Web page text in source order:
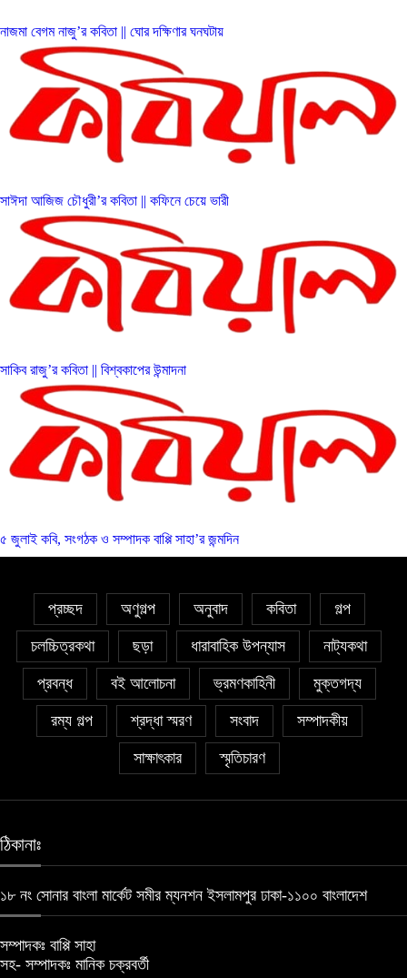
নাজমা বেগম নাজু’র কবিতা || ঘোর দক্ষিণার ঘনঘটায়
সাঈদা আজিজ চৌধুরী’র কবিতা || কফিনে চেয়ে ভারী
সাকিব রাজু’র কবিতা || বিশ্বকাপের উন্মাদনা
৫ জুলাই কবি, সংগঠক ও সম্পাদক বাপ্পি সাহা’র জন্মদিন
প্রচ্ছদ অণুগল্প অনুবাদ কবিতা গল্প
চলচ্চিত্রকথা ছড়া ধারাবাহিক উপন্যাস নাট্যকথা
প্রবন্ধ বই আলোচনা ভ্রমণকাহিনী মুক্তগদ্য
রম্য গল্প শ্রদ্ধা স্মরণ সংবাদ সম্পাদকীয়
সাক্ষাৎকার স্মৃতিচারণ
ঠিকানাঃ
১৮ নং সোনার বাংলা মার্কেট সমীর ম্যনশন ইসলামপুর ঢাকা-১১০০ বাংলাদেশ
সম্পাদকঃ বাপ্পি সাহা
সহ- সম্পাদকঃ মানিক চক্রবর্তী